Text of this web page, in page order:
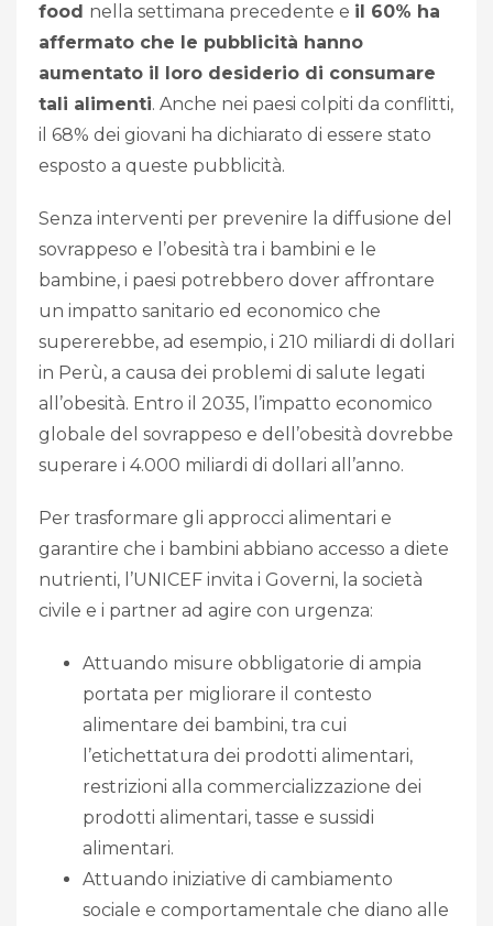
food nella settimana precedente e il 60% ha
affermato che le pubblicità hanno
aumentato il loro desiderio di consumare
tali alimenti. Anche nei paesi colpiti da conflitti,
il 68% dei giovani ha dichiarato di essere stato
esposto a queste pubblicità.
Senza interventi per prevenire la diffusione del
sovrappeso e l’obesità tra i bambini e le
bambine, i paesi potrebbero dover affrontare
un impatto sanitario ed economico che
supererebbe, ad esempio, i 210 miliardi di dollari
in Perù, a causa dei problemi di salute legati
all’obesità. Entro il 2035, l’impatto economico
globale del sovrappeso e dell’obesità dovrebbe
superare i 4.000 miliardi di dollari all’anno.
Per trasformare gli approcci alimentari e
garantire che i bambini abbiano accesso a diete
nutrienti, l’UNICEF invita i Governi, la società
civile e i partner ad agire con urgenza:
Attuando misure obbligatorie di ampia
portata per migliorare il contesto
alimentare dei bambini, tra cui
l’etichettatura dei prodotti alimentari,
restrizioni alla commercializzazione dei
prodotti alimentari, tasse e sussidi
alimentari.
Attuando iniziative di cambiamento
sociale e comportamentale che diano alle